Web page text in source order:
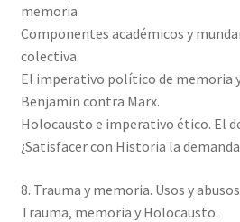
memoria
Componentes académicos y
colectiva.
El imperativo político de memoria
Benjamin contra Marx.
Holocausto e imperativo ético. El
¿Satisfacer con Historia la
8. Trauma y memoria. Usos y
Trauma, memoria y Holocausto.